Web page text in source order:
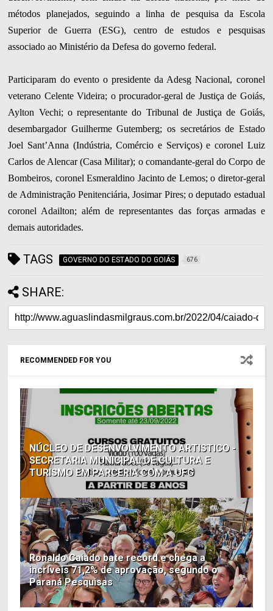
métodos planejados, seguindo a linha de pesquisa da Escola
Superior de Guerra (ESG), centro de estudos e pesquisas
associado ao Ministério da Defesa do governo federal.
Participaram do evento o presidente da Adesg Nacional, coronel
veterano Celente Videira; o procurador-geral de Justiça de Goiás,
Aylton Vechi; o representante do Tribunal de Justiça de Goiás,
desembargador Guilherme Gutemberg; os secretários de Estado
Joel Sant’Anna (Indústria, Comércio e Serviços) e coronel Luiz
Carlos de Alencar (Casa Militar); o comandante-geral do Corpo de
Bombeiros, coronel Esmeraldino Jacinto de Lemos; o diretor-geral
de Administração Penitenciária, Josimar Pires; o deputado estadual
coronel Adailton; além de representantes das forças armadas e
demais autoridades.
TAGS GOVERNO DO ESTADO DO GOIÁS 676
SHARE:
RECOMMENDED FOR YOU
NÚCLEO DE DESENVOLVIMENTO ARTISTICO -
SECRETARIA MUNICIPAL DE CULTURA E
TURISMO EM PARCERIA COM A UFG
Ronaldo Caiado bate record e chega a
incríveis 71,2% de aprovação, segundo o
Paraná Pesquisas